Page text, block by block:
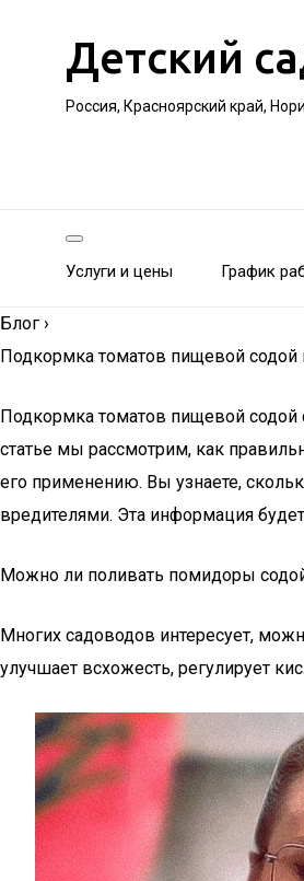
Детский
Россия, Красноярский край,
Услуги и цены График
Блог ›
Подкормка томатов пищевой
Подкормка томатов пищевой содой
статье мы рассмотрим, как
его применению. Вы узнаете,
вредителями. Эта информация
Можно ли поливать помидоры
Многих садоводов интересует,
улучшает всхожесть, регулирует